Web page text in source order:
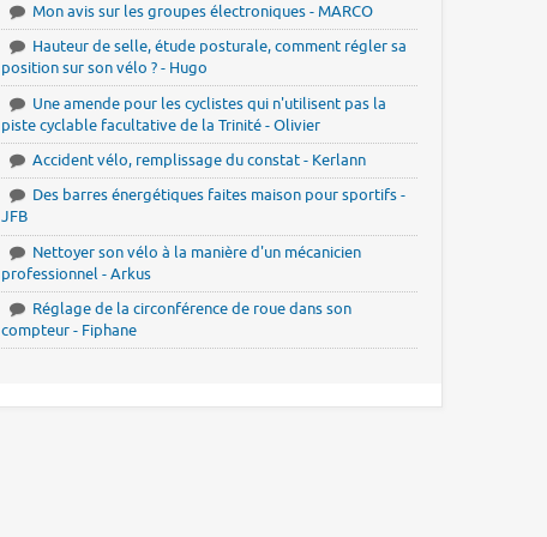
Mon avis sur les groupes électroniques - MARCO
Hauteur de selle, étude posturale, comment régler sa
position sur son vélo ? - Hugo
Une amende pour les cyclistes qui n'utilisent pas la
piste cyclable facultative de la Trinité - Olivier
Accident vélo, remplissage du constat - Kerlann
Des barres énergétiques faites maison pour sportifs -
JFB
Nettoyer son vélo à la manière d'un mécanicien
professionnel - Arkus
Réglage de la circonférence de roue dans son
compteur - Fiphane